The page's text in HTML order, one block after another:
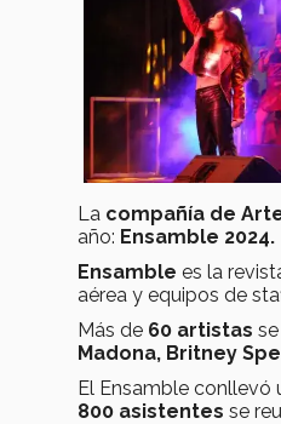
La compañía de
año: Ensamble 2024.
Ensamble es la
aérea y equipos de
Más de 60 artistas
Madona, Britney
El Ensamble conllevó
800 asistentes se